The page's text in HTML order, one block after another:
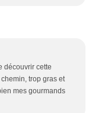
découvrir cette
trop gras et
mes gourmands